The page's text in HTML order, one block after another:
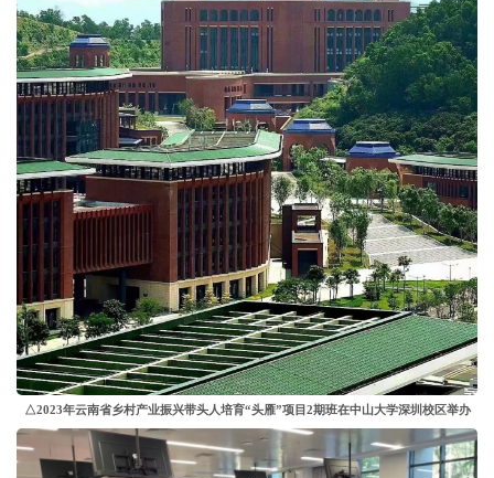
△2023年云南省乡村产业振兴带头人培育“头雁”项目2期班在中山大学深圳校区举办